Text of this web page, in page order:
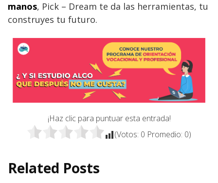
manos, Pick – Dream te da las herramientas, tu
construyes tu futuro.
¡Haz clic para puntuar esta entrada!
(Votos: 0 Promedio: 0)
Related Posts